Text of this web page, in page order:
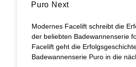
Puro Next
Modernes Facelift schreibt die
der beliebten Badewannenserie
Facelift geht die
Badewannenserie Puro in die